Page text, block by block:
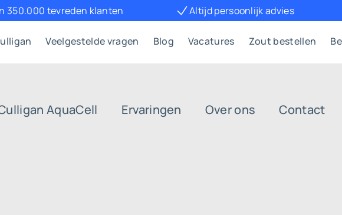
350.000 tevreden klanten Altijd persoonlijk advies
Veelgestelde vragen Blog Vacatures Zout bestellen
AquaCell Ervaringen Over ons Contact